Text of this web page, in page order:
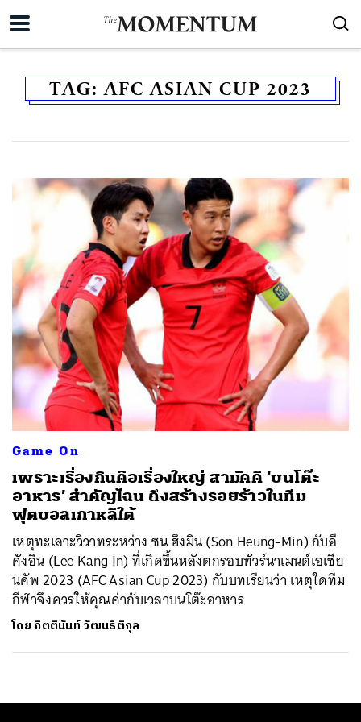
TAG:AFC ASIAN CUP 2023
Game On
เพราะเรื่องกินคือเรื่องใหญ่ สามัคคี ‘บนโต๊ะ
อาหาร’ สำคัญไฉน ถึงสร้างรอยร้าวในทีม
ฟุตบอลเกาหลีใต้
เหตุทะเลาะวิวาทระหว่าง ซน ฮึงมิน (Son Heung-Min) กับอี
คังอิน (Lee Kang In) ที่เกิดขึ้นหลังตกรอบทัวร์นาเมนต์เอเชีย
นคัพ 2023 (AFC Asian Cup 2023) กับบทเรียนว่า เหตุใดทีม
กีฬาจึงควรให้คุณค่ากับเวลาบนโต๊ะอาหาร
โดย กิตตินันท์ วัฒนธิติกุล
ค้นหา
SHARE TWEET LINE EMAIL